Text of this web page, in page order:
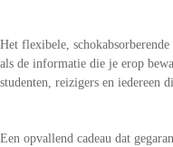
Het flexibele,
als de informatie die je erop
studenten, reizigers en iedereen
Een opvallend cadeau dat